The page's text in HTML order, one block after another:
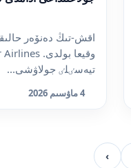
اقش-تىڭ دەنۆەر
تيەسٸلٸ جولاۋشى...
4 ماۋسىم 2026
›